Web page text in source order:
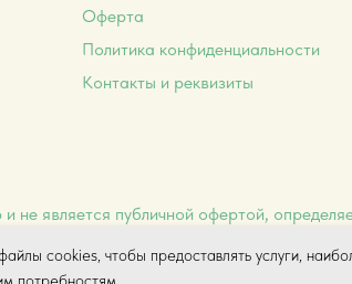
cookies, чтобы предоставлять услуги,
Контакты и реквизиты
Политика конфиденциальности
Оферта
не является публичной офертой,